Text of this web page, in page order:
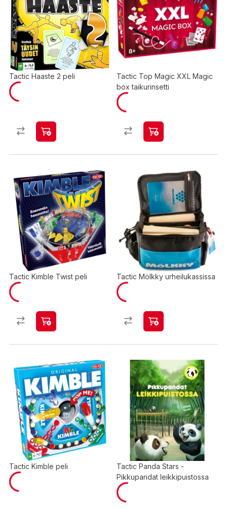
Tactic Haaste 2 peli
Tactic Top Magic XXL Magic
box taikurinsetti
Tactic Kimble Twist peli Tactic Mölkky urheilukassissa
Tactic Kimble peli
Tactic Panda Stars -
Pikkupandat leikkipuistossa